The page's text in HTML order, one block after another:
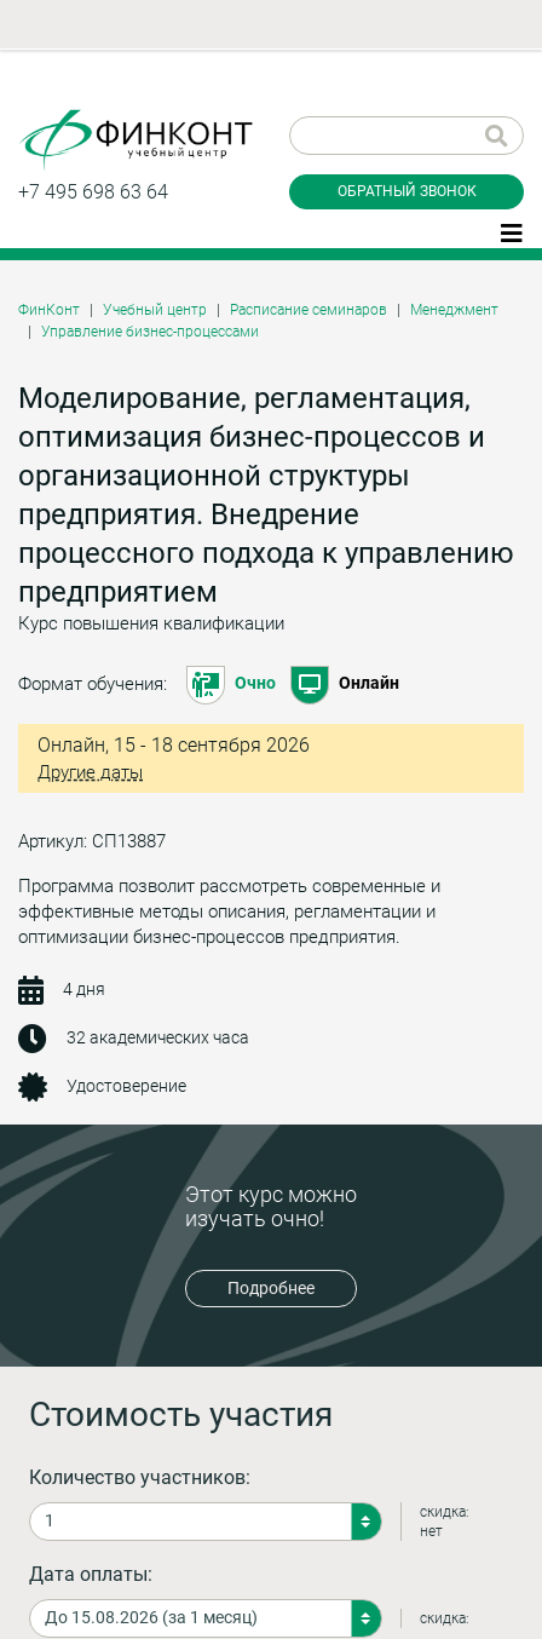
+7 495 698 63 64 ОБРАТНЫЙ ЗВОНОК
Этот курс можно
изучать очно!
Подробнее
ФинКонт Учебный центр Расписание семинаров
Менеджмент
Управление бизнес-процессами
Моделирование, регламентация,
оптимизация бизнес-процессов и
организационной структуры
предприятия. Внедрение
процессного подхода к управлению
предприятием
Курс повышения квалификации
Формат обучения: Очно Онлайн
Онлайн, 15 - 18 сентября 2026
Другие даты
Артикул: СП13887
Программа позволит рассмотреть современные и
эффективные методы описания, регламентации и
оптимизации бизнес-процессов предприятия.
4 дня
32 академических часа
Удостоверение
Стоимость участия
Количество участников:
скидка:
нет
Дата оплаты:
скидка:
звонок
Даю согласие на обработку персональных
Заказать